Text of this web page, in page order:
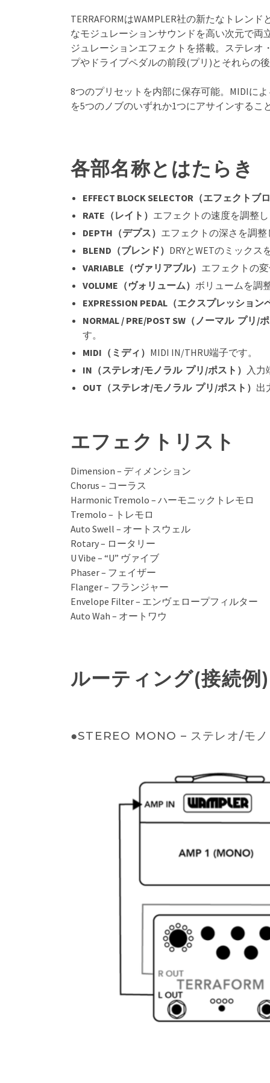
TERRAFORMはWAMPLER社の新たなトレン
なモジュレーションサウンドを高い次元で両
ジュレーションエフェクトを搭載。ステレオ
プやドライブペダルの前段(プリ)とそれらの
8つのプリセットを内部に保存可能。MIDIに
を5つのノブのいずれか1つにアサインするこ
各部名称とはたらき
EFFECT BLOCK SELECTOR（エフェクト
RATE（レイト） エフェクトの速度を調整
DEPTH（デプス） エフェクトの深さを調整
BLEND（ブレンド） DRYとWETのミックス
VARIABLE（ヴァリアブル） エフェクトの
VOLUME（ヴォリューム） ボリュームを調
EXPRESSION PEDAL（エクスプレッション
NORMAL / PRE/POST SW（ノーマル プリ/
す。
MIDI（ミディ） MIDI IN/THRU端子です。
IN（ステレオ/モノラル プリ/ポスト） 入力
OUT（ステレオ/モノラル プリ/ポスト） 出
エフェクトリスト
Dimension – ディメンション
Chorus – コーラス
Harmonic Tremolo – ハーモニックトレモロ
Tremolo – トレモロ
Auto Swell – オートスウェル
Rotary – ロータリー
U Vibe – “U” ヴァイブ
Phaser – フェイザー
Flanger – フランジャー
Envelope Filter – エンヴェロープフィルター
Auto Wah – オートワウ
ルーティング(接続例)
●STEREO MONO – ステレオ/モノ